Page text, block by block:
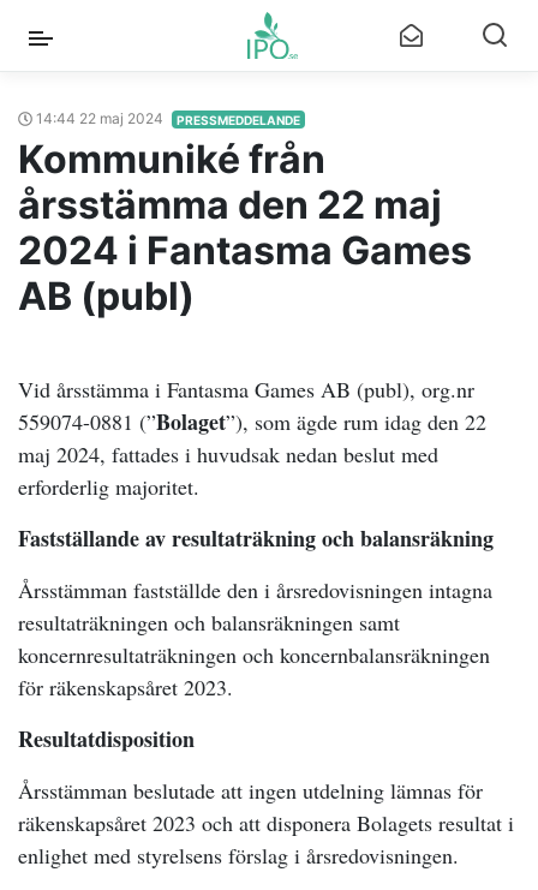
14:44 22 maj 2024 PRESSMEDDELANDE
Kommuniké från
årsstämma den 22 maj
2024 i Fantasma Games
AB (publ)
Vid årsstämma i Fantasma Games AB (publ), org.nr
559074-0881 (”Bolaget”), som ägde rum idag den 22
maj 2024, fattades i huvudsak nedan beslut med
erforderlig majoritet.
Fastställande av resultaträkning och balansräkning
Årsstämman fastställde den i årsredovisningen intagna
resultaträkningen och balansräkningen samt
koncernresultaträkningen och koncernbalansräkningen
för räkenskapsåret 2023.
Resultatdisposition
Årsstämman beslutade att ingen utdelning lämnas för
räkenskapsåret 2023 och att disponera Bolagets resultat i
enlighet med styrelsens förslag i årsredovisningen.